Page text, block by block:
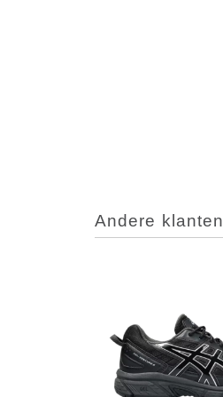
Andere